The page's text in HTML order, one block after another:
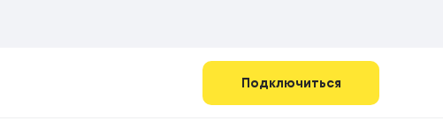
Подключиться